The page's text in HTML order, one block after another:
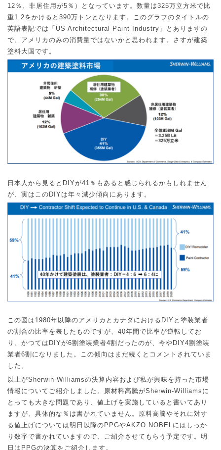
12 ％、非居住用が5 ％）となっています。数量は325万立方米で比
重1.2をかけると 390万トンとなります。このグラフのタイトルの
英語表記では「 US Architectural Paint Industry 」とありますの
で、アメリカのみの消費量ではないかと思われます。さすが建築
塗料大国です。
日本人から見ると DIYが41 ％もあると感じられるかもしれません
が、実はこのDIY は年々減少傾向にあります。
この図は 1980年以降のアメリカとカナダにおける DIY と塗装業者
の割合の比率を表したものですが、 40年間で比率が逆転してお
り、かつては DIYが6割塗装業者4割だったのが、今や DIY4割塗装
業者6割になりました。この傾向はまだ続くとコメントされていま
した。
以上がSherwin-Williamsの決算内容および私が興味を持った市場
情報についてご紹介しました。原材料高騰がSherwin-Williams に
とっても大きな問題であり、値上げを実施していると書いてあり
ますが、具体的な％は書かれていません。原料高騰やそれに対す
る値上げについては明日以降の PPGやAKZO NOBEL にはしっか
り数字で書かれていますので、ご紹介させてもらう予定です。明
日は PPGの決算をご紹介します。